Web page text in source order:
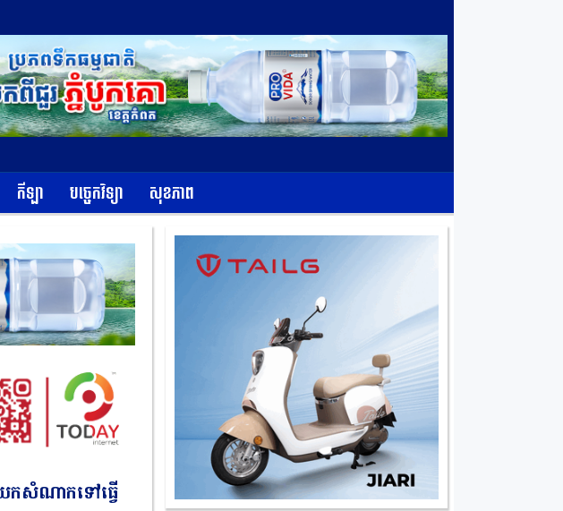
កីឡា បច្ចេកវិទ្យា សុខភាព
កសំណាកទៅធ្វើ